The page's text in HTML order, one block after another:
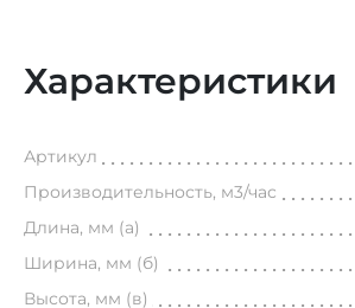
Характеристики
Артикул
Производительность, м3/час
Длина, мм (а)
Ширина, мм (б)
Высота, мм (в)